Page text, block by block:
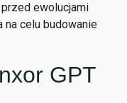
ewolucjami
celu budowanie
GPT